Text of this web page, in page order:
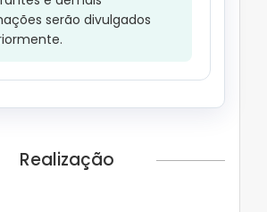
serão divulgados
Realização